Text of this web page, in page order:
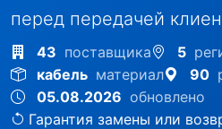
перед передачей
43 поставщика 5
кабель материал 90
05.08.2026 обновлено
Гарантия замены или